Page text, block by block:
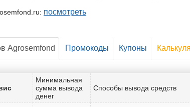
посмотреть
Agrosemfond Промокоды Купоны
Минимальная
сумма вывода
денег
Способы вывода средств